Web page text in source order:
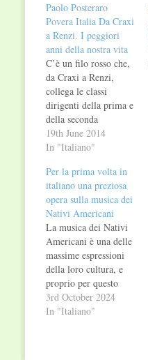
Paolo Posteraro
Povera Italia Da Craxi
a Renzi. I peggiori
anni della nostra vita
C’è un filo rosso che,
da Craxi a Renzi,
collega le classi
dirigenti della prima e
della seconda
repubblica: la mala-
politica. Sono
partiti ma tutto è
come prima, anzi,
peggio di prima.
Tangentopoli ha
ceduto il passo a una
nuova epoca di
corruzione. Il
Parlamento che…
19th June 2014
In "Italiano"
Per la prima volta in
italiano una preziosa
opera sulla musica dei
Nativi Americani
La musica dei Nativi
Americani è una delle
massime espressioni
della loro cultura, e
proprio per questo
molto diversa dalla
nostra: nella struttura,
3rd October 2024
In "Italiano"